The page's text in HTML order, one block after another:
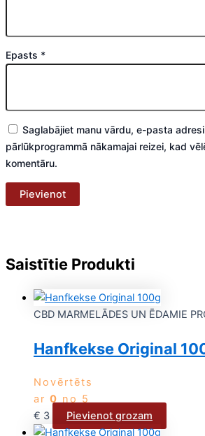
Epasts *
Saglabājiet manu vārdu, e-pasta
pārlūkprogrammā nākamajai reizei, kad
komentāru.
Saistītie Produkti
CBD MARMELĀDES UN ĒDAMIE
Hanfkekse Original
Novērtēts
ar 0 no 5
€ 3 Pievienot grozam